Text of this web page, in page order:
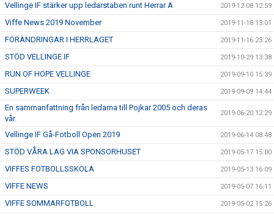
Vellinge IF stärker upp ledarstaben runt Herrar A 2019-12-08 12:59
Viffe News 2019 November 2019-11-18 13:01
FÖRÄNDRINGAR I HERRLAGET 2019-11-16 23:26
STÖD VELLINGE IF 2019-10-29 13:38
RUN OF HOPE VELLINGE 2019-09-10 15:39
SUPERWEEK 2019-09-09 14:44
En sammanfattning från ledarna till Pojkar 2005 och deras
vår.
2019-06-20 12:29
Vellinge IF Gå-Fotboll Open 2019 2019-06-14 08:48
STÖD VÅRA LAG VIA SPONSORHUSET 2019-05-17 15:00
VIFFES FOTBOLLSSKOLA 2019-05-13 16:09
VIFFE NEWS 2019-05-07 16:11
VIFFE SOMMARFOTBOLL 2019-05-02 15:26